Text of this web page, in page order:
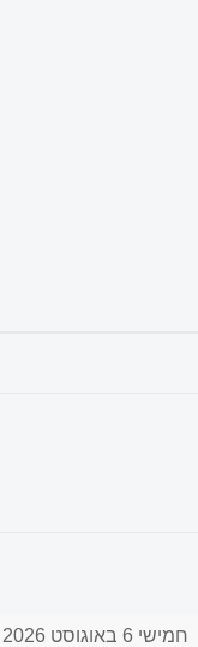
חמישי 6 באוגוסט 2026